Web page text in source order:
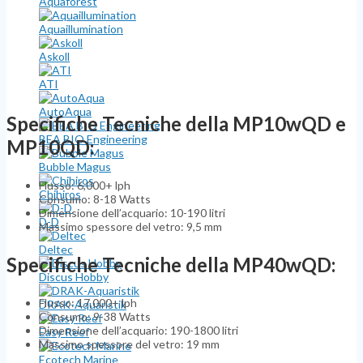
Aquaillumination
Askoll
ATI
AutoAqua
BEA BIO Engineering
Bubble Magus
Chihiros
D-D
Deltec
Discus Hobby
DRAK-Aquaristik
Easy Reef
Ecotech Marine
Specifiche Tecniche della MP10wQD e
MP10QD:
Flusso: 6,000+ lph
Consumo: 8-18 Watts
Dimensione dell’acquario: 10-190 litri
Massimo spessore del vetro: 9,5 mm
Specifiche Tecniche della MP40wQD:
Flusso: 17,000+ lph
Consumo: 9-38 Watts
Dimensione dell’acquario: 190-1800 litri
Massimo spessore del vetro: 19 mm